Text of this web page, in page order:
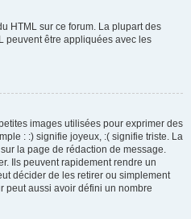
HTML sur ce forum. La plupart des
peuvent être appliquées avec les
images utilisées pour exprimer des
: :) signifie joyeux, :( signifie triste. La
la page de rédaction de message.
Ils peuvent rapidement rendre un
décider de les retirer ou simplement
peut aussi avoir défini un nombre